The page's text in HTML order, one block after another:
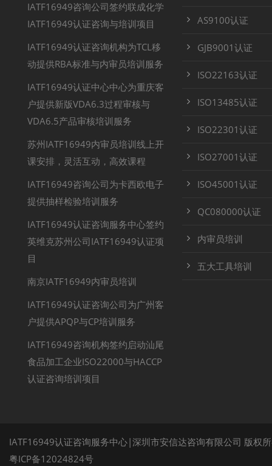
IATF16949咨询公司签约联成化学
IATF16949认证咨询与培训项目
IATF16949认证咨询机构为TCL移
动提供RBA标准与内审员培训服务
IATF16949认证中心中心为重庆客
户提供新版VDA6.3过程审核与
VDA6.5产品审核培训服务
苏州IATF16949内审员培训线上开
课安排，灵活互动，高效课程
IATF16949咨询公司为卡西欧电子
提供抽样检验培训服务
IATF16949认证咨询服务中心签约
英维克苏州公司IATF16949认证项
目
南京IATF16949内审员培训
IATF16949认证咨询公司为广州客
户提供APQP与CP培训服务
IATF16949咨询机构签约启动汕尾
食品加工企业ISO22000与HACCP
认证咨询培训项目
AS9100认证
GJB9001认证
ISO22163认证
ISO13485认证
ISO22301认证
ISO27001认证
ISO45001认证
QC080000认证
内审员培训
五大工具培训
IATF16949认证咨询服务中心|深圳市安信达咨询有限公司 版权
粤ICP备12024824号